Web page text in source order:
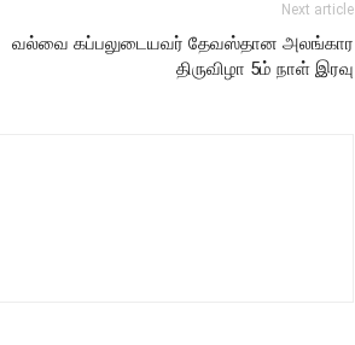
Next article
வல்வை கப்பலுடையவர் தேவஸ்தான அலங்கார
திருவிழா 5ம் நாள் இரவு